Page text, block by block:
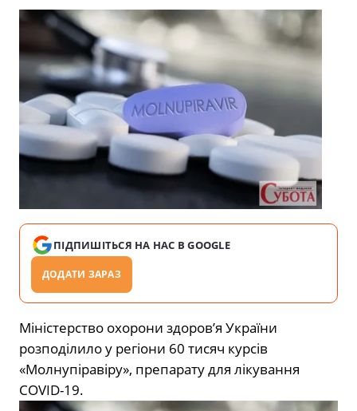
ПІДПИШІТЬСЯ НА НАС В GOOGLE
ДОДАТИ ЗАРАЗ
Міністерство охорони здоров’я України
розподілило у регіони 60 тисяч курсів
«Молнупіравіру», препарату для лікування
COVID-19.